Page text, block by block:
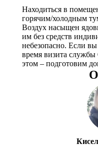
Находиться в
горячим/холодным
Воздух насыщен
им без средств
небезопасно. Если
время визита
этом – подготовим